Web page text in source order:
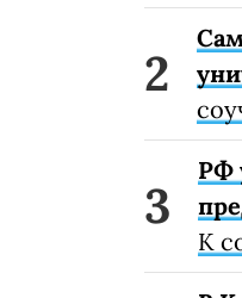
РФ
К